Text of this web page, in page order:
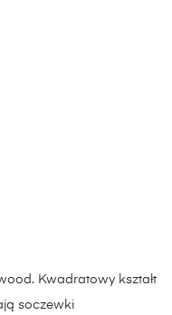
Kwadratowy kształt
soczewki